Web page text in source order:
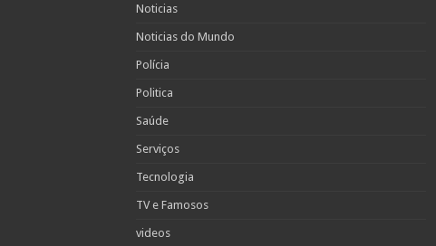
Noticias
Noticias do Mundo
Polícia
Politica
Saúde
Serviços
Tecnologia
TV e Famosos
videos